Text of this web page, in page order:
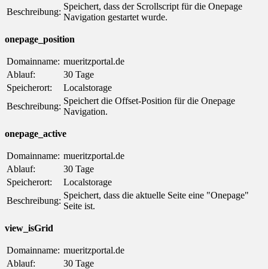
Beschreibung:
Speichert, dass der Scrollscript für die Onepage
Navigation gestartet wurde.
onepage_position
Domainname: mueritzportal.de
Ablauf:
30 Tage
Speicherort:
Localstorage
Beschreibung:
Speichert die Offset-Position für die Onepage
Navigation.
onepage_active
Domainname: mueritzportal.de
Ablauf:
30 Tage
Speicherort:
Localstorage
Beschreibung:
Speichert, dass die aktuelle Seite eine "Onepage"
Seite ist.
view_isGrid
Domainname: mueritzportal.de
Ablauf:
30 Tage